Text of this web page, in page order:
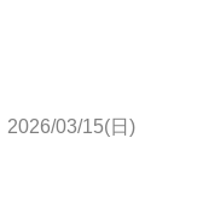
2026/03/15(日)